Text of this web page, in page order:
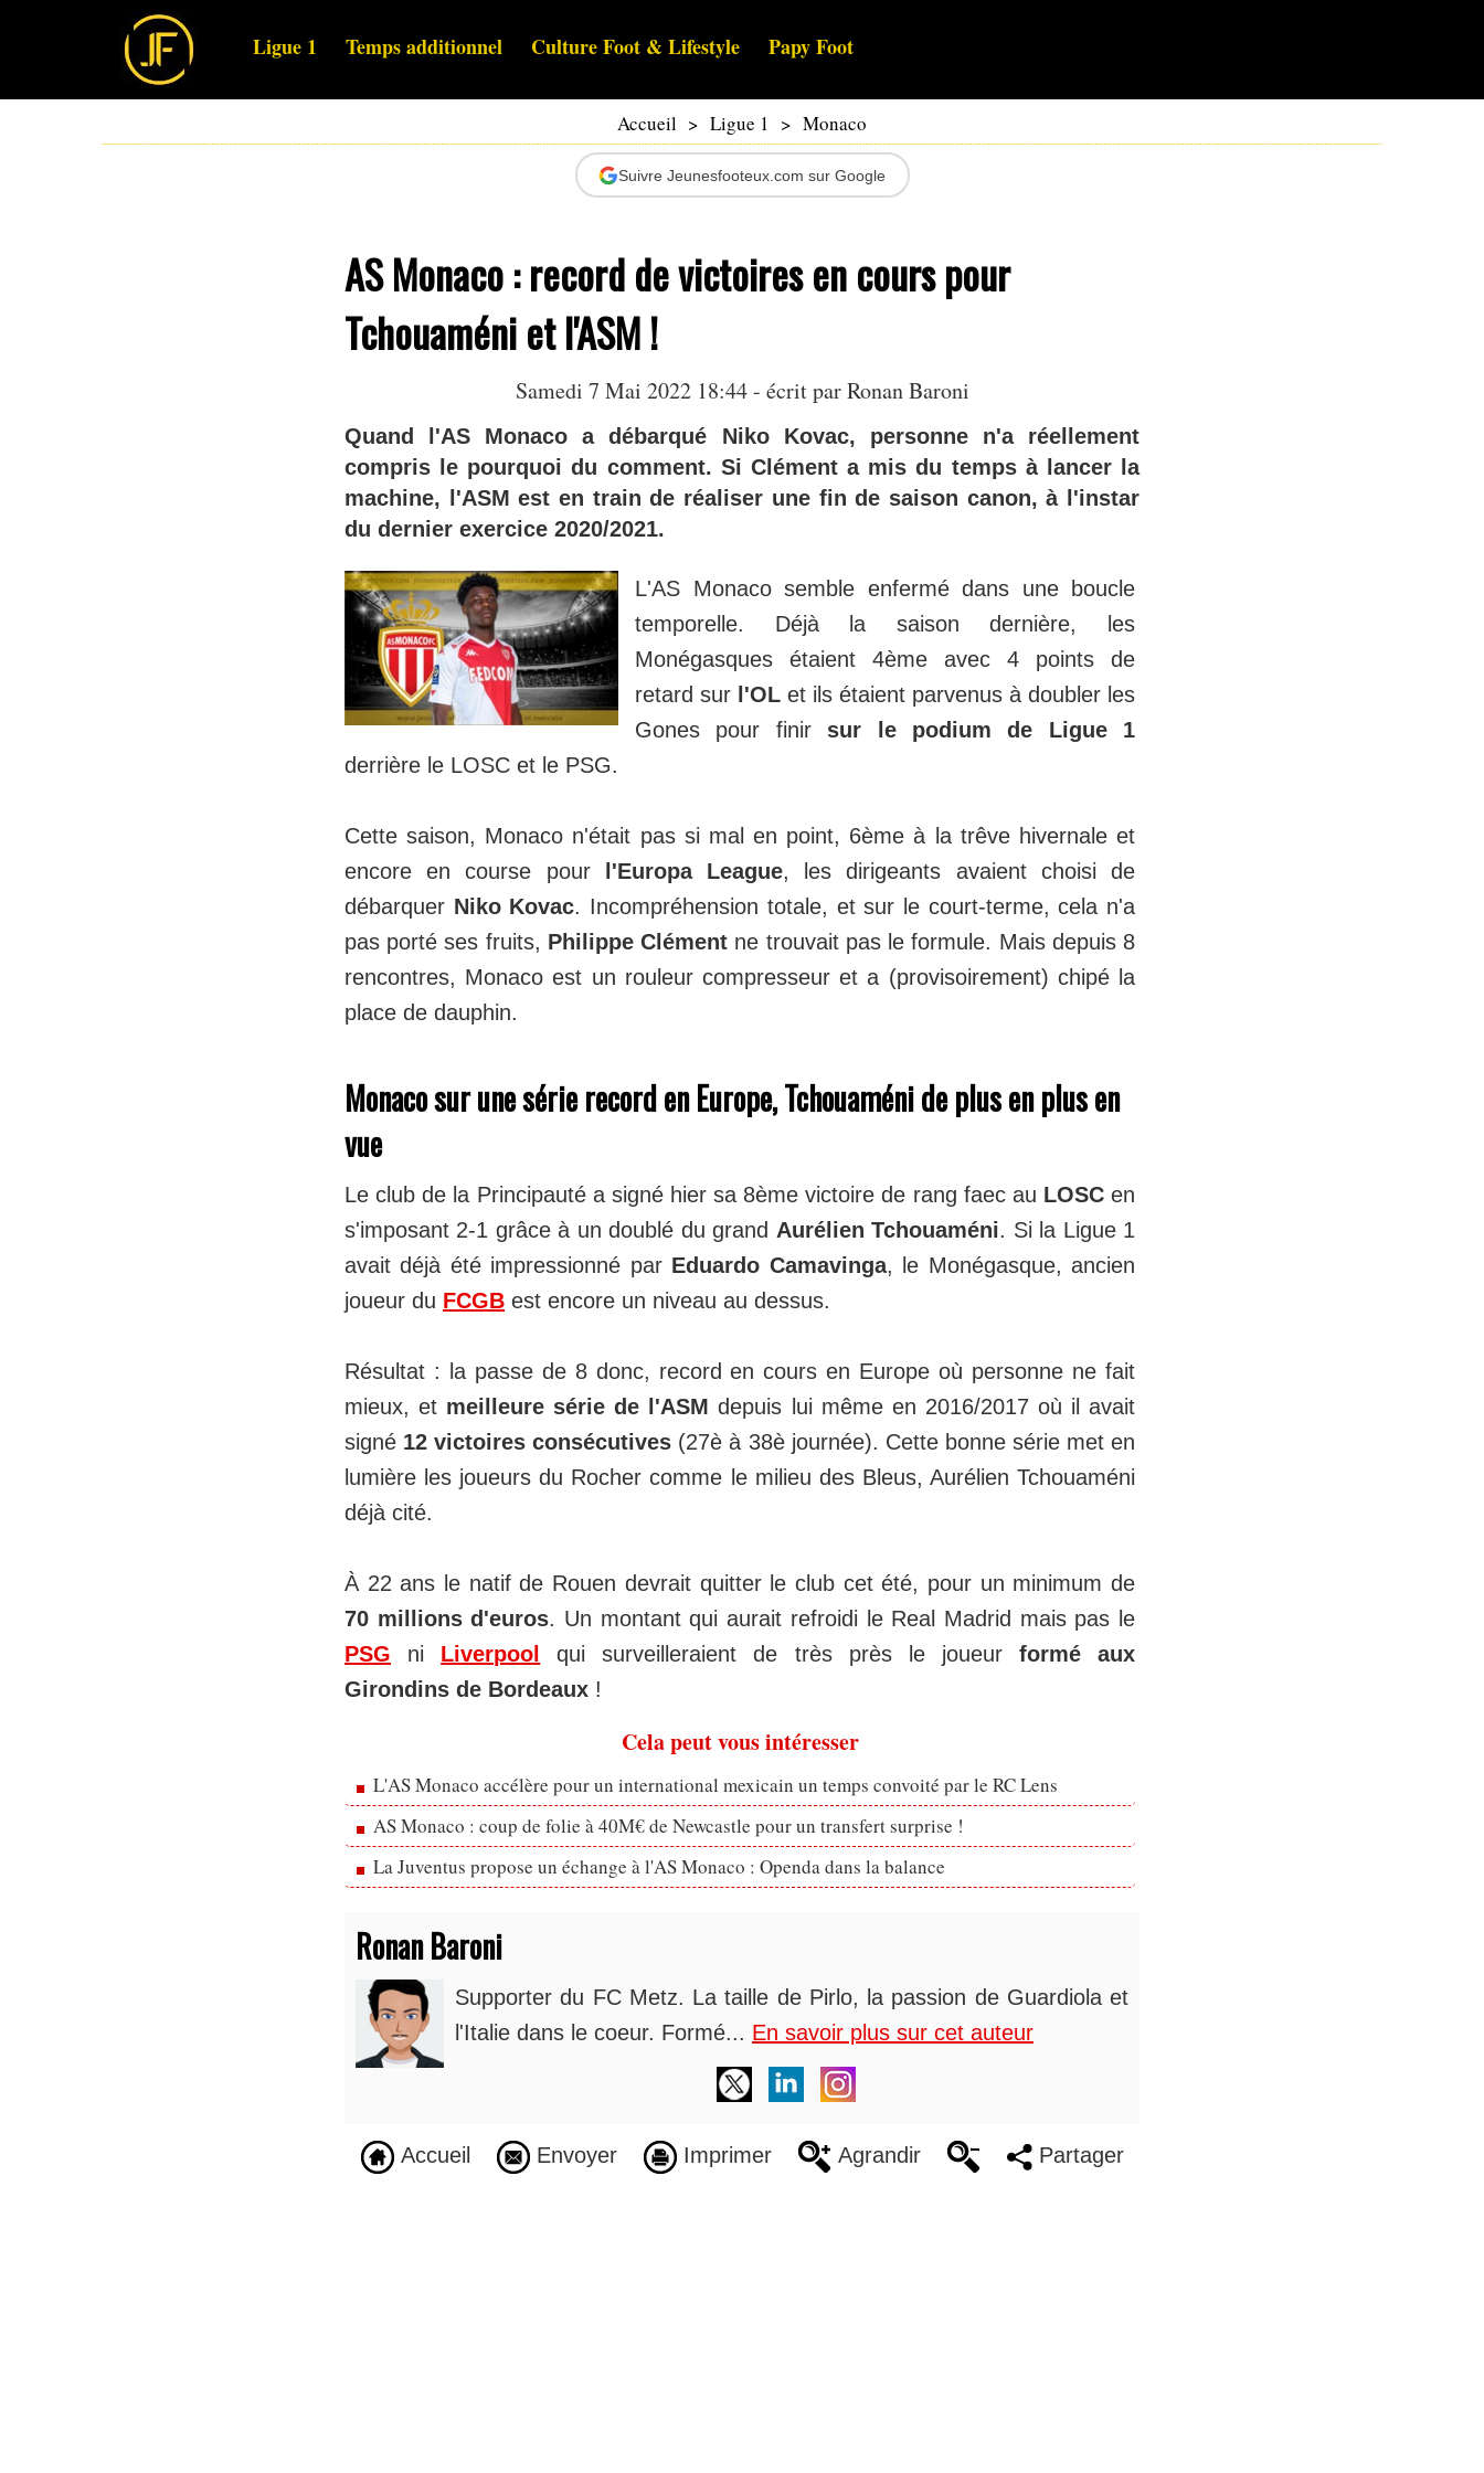
Ligue 1 Temps additionnel Culture Foot & Lifestyle Papy Foot
Accueil > Ligue 1 > Monaco
Suivre Jeunesfooteux.com sur Google
AS Monaco : record de victoires en cours pour
Tchouaméni et l'ASM !
Samedi 7 Mai 2022 18:44 - écrit parRonan Baroni
Quand l'AS Monaco a débarqué Niko Kovac, personne n'a réellement
compris le pourquoi du comment. Si Clément a mis du temps à lancer la
machine, l'ASM est en train de réaliser une fin de saison canon, à l'instar
du dernier exercice 2020/2021.
L'AS Monaco semble enfermé dans une boucle
temporelle. Déjà la saison dernière, les
Monégasques étaient 4ème avec 4 points de
retard sur l'OL et ils étaient parvenus à doubler les
Gones pour finir sur le podium de Ligue 1
derrière le LOSC et le PSG.
Cette saison, Monaco n'était pas si mal en point, 6ème à la trêve hivernale et
encore en course pour
l'Europa League, les dirigeants avaient choisi de
débarquer Niko Kovac. Incompréhension totale, et sur le court-terme, cela n'a
pas porté ses fruits, Philippe Clément ne trouvait pas le formule. Mais depuis 8
rencontres, Monaco est un rouleur compresseur et a (provisoirement) chipé la
place de dauphin.
Monaco sur une série record en Europe, Tchouaméni de plus en plus en
vue
Le club de la Principauté a signé hier sa 8ème victoire de rang faec au LOSCen
s'imposant 2-1 grâce à un doublé du grand Aurélien Tchouaméni. Si la Ligue 1
avait déjà été impressionné par Eduardo Camavinga, le Monégasque, ancien
joueur du FCGB est encore un niveau au dessus.
Résultat : la passe de 8 donc, record en cours en Europe où personne ne fait
mieux, et meilleure série de l'ASM depuis lui même en 2016/2017 où il avait
signé 12 victoires consécutives (27è à 38è journée). Cette bonne série met en
lumière les joueurs du Rocher comme le milieu des Bleus, Aurélien Tchouaméni
déjà cité.
À 22 ans le natif de Rouen devrait quitter le club cet été, pour un minimum de
70 millions d'euros. Un montant qui aurait refroidi le Real Madrid mais pas le
PSG ni Liverpool qui surveilleraient de très près le joueur formé aux
Girondins de Bordeaux !
Cela peut vous intéresser
L'AS Monaco accélère pour un international mexicain un temps convoité par le RC Lens
AS Monaco : coup de folie à 40M€ de Newcastle pour un transfert surprise !
La Juventus propose un échange à l'AS Monaco : Openda dans la balance
Ronan Baroni
Supporter du FC Metz. La taille de Pirlo, la passion de Guardiola et
l'Italie dans le coeur. Formé... En savoir plus sur cet auteur
Accueil Envoyer Imprimer Agrandir Partager